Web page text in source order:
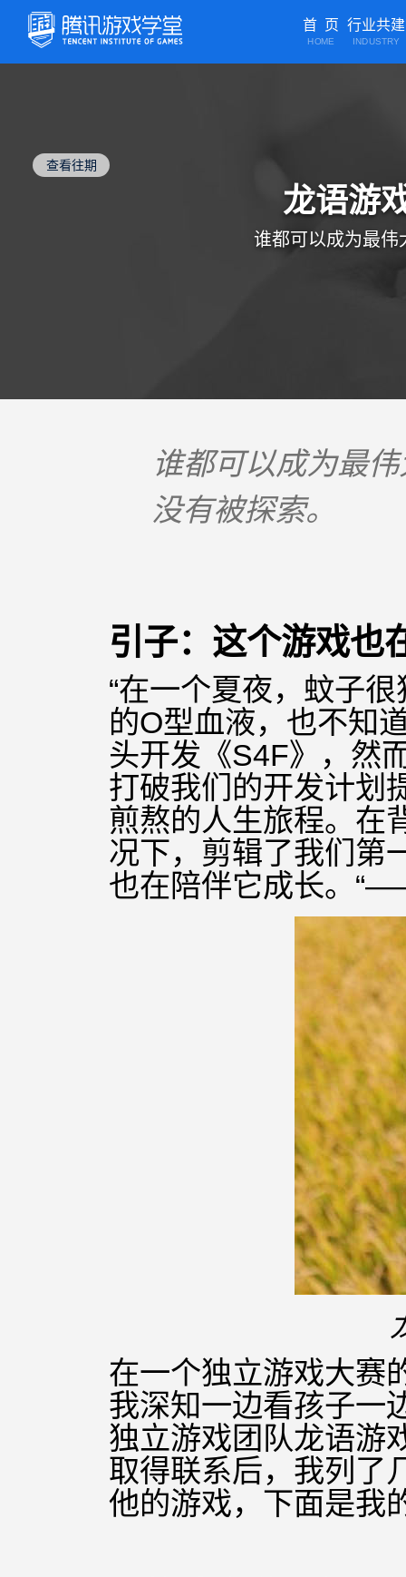
首 页
HOME
行业共建
INDUSTRY
查看往期
龙语游
谁都可以成为最伟
谁都可以成为最
没有被探索。
引子：这个游戏也
“在一个夏夜，蚊子
的O型血液，也不知
头开发《S4F》，然
打破我们的开发计划
煎熬的人生旅程。在
况下，剪辑了我们第
也在陪伴它成长。
在一个独立游戏大赛
我深知一边看孩子一
独立游戏团队龙语游
取得联系后，我列了
他的游戏，下面是我